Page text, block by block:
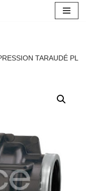
TARAUDÉ